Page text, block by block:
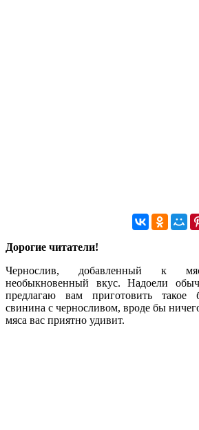
Дорогие читатели!
Чернослив, добавленный к
необыкновенный вкус. Надоели
предлагаю вам приготовить такое
свинина с черносливом, вроде бы
мяса вас приятно удивит.